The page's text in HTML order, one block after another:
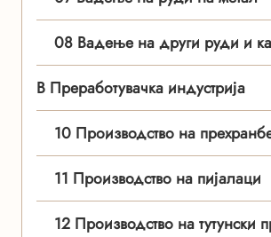
08 Вадење на други руди и
В Преработувачка индустрија
10 Производство на
11 Производство на пијалаци
12 Производство на тутунски